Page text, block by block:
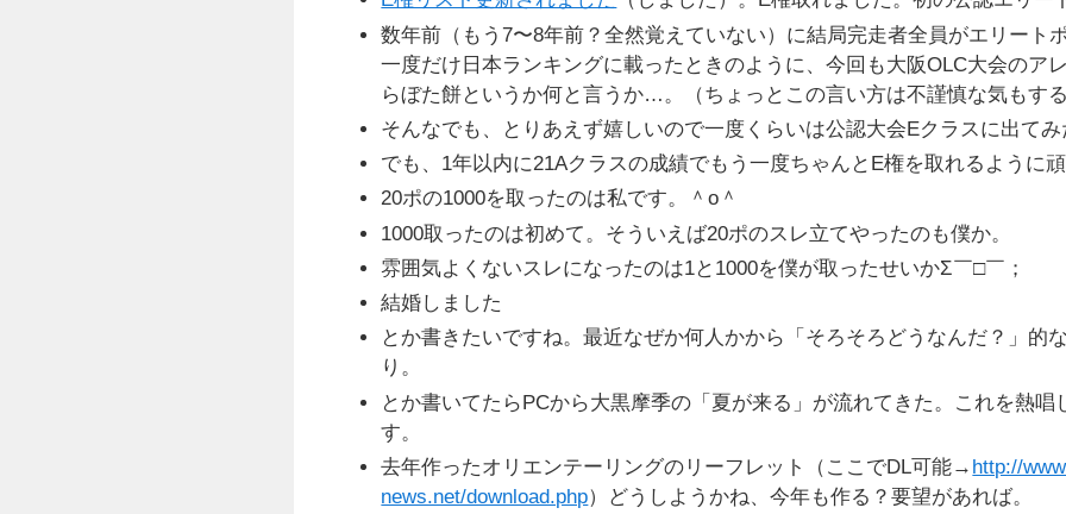
数年前（もう7〜8年前？全然覚えていない）に結局完走者全員がエリート
一度だけ日本ランキングに載ったときのように、今回も大阪OLC大会のア
らぼた餅というか何と言うか…。（ちょっとこの言い方は不謹慎な気もす
そんなでも、とりあえず嬉しいので一度くらいは公認大会Eクラスに出て
でも、1年以内に21Aクラスの成績でもう一度ちゃんとE権を取れるように
20ポの1000を取ったのは私です。＾o＾
1000取ったのは初めて。そういえば20ポのスレ立てやったのも僕か。
雰囲気よくないスレになったのは1と1000を僕が取ったせいかΣ￣□￣；
結婚しました
とか書きたいですね。最近なぜか何人かから「そろそろどうなんだ？」的
り。
とか書いてたらPCから大黒摩季の「夏が来る」が流れてきた。これを熱唱
す。
去年作ったオリエンテーリングのリーフレット（ここでDL可能→ http://
news.net/download.php）どうしようかね、今年も作る？要望があれば。